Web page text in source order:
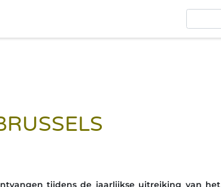
tijdens de jaarlijkse uitreiking van het